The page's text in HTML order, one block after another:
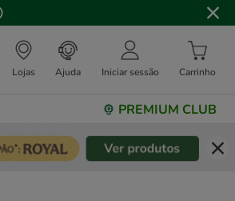
Lojas Ajuda Iniciar sessão Carrinho
PREMIUM CLUB